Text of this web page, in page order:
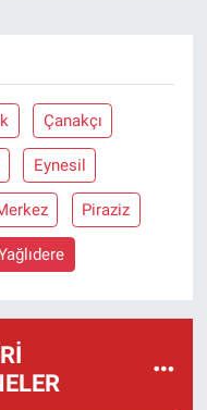
Çanakçı
Eynesil
Piraziz